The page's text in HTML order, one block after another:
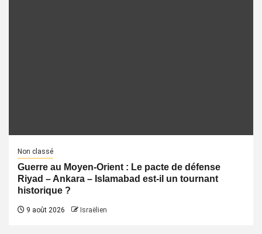
Non classé
Guerre au Moyen-Orient : Le pacte de défense
Riyad – Ankara – Islamabad est-il un tournant
historique ?
9 août 2026 Israëlien